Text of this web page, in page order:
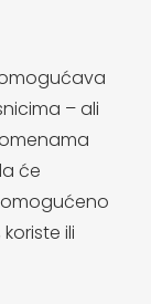
– ali
će
ili